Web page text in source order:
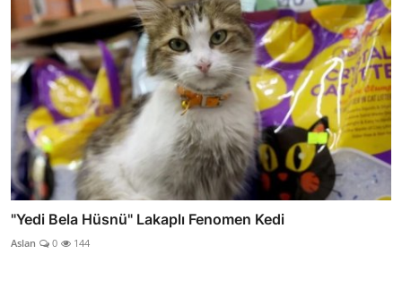
"Yedi Bela Hüsnü" Lakaplı Fenomen Kedi
Aslan 0 144